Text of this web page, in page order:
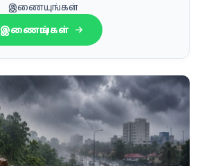
இணையுங்கள்
இணையுங்கள்